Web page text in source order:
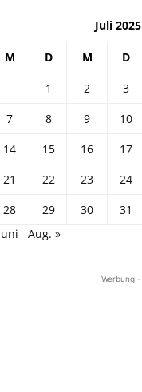
Juli 2025
M D M D
1 2 3
7
8 9 10
14
15 16 17
21
22 23 24
28
29 30
31
Aug. »
- Werbung -